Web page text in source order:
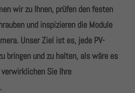
wir zu Ihnen, prüfen den festen
und inspizieren die Module
Unser Ziel ist es, jede PV-
bringen und zu halten, als wäre es
Sie Ihre